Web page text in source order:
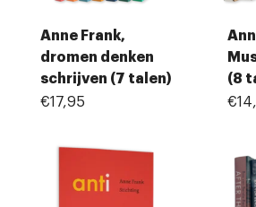
Anne Frank,
dromen denken
schrijven (7 talen)
€17,95
(8